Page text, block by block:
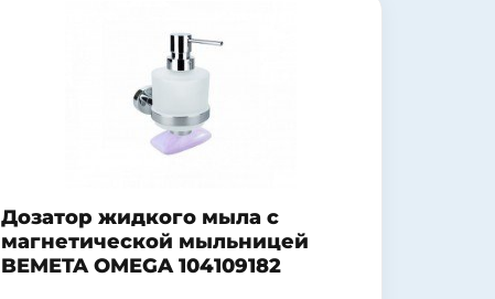
Дозатор жидкого мыла с
магнетической мыльницей
BEMETA OMEGA 104109182